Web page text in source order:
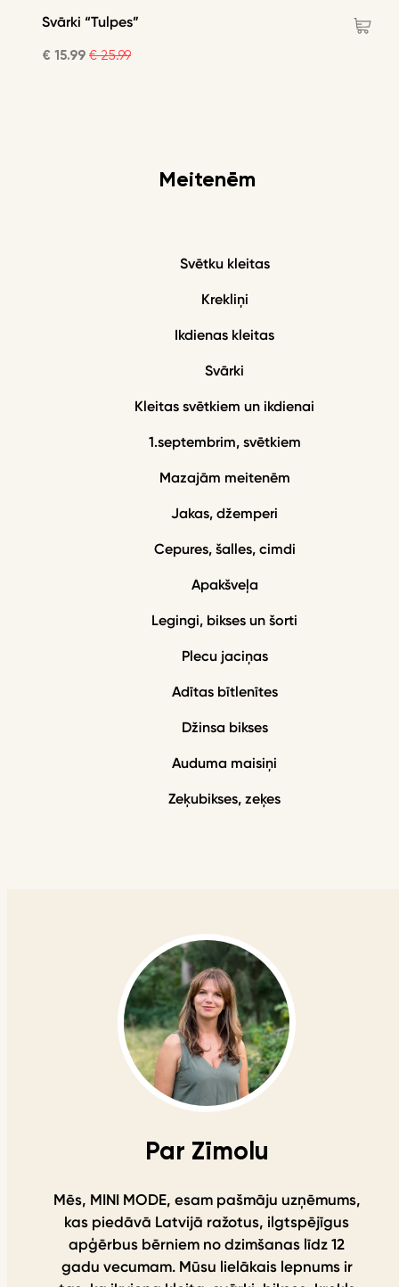
Svārki “Tulpes”
€ 15.99 € 25.99
Meitenēm
Svētku kleitas
Krekliņi
Ikdienas kleitas
Svārki
Kleitas svētkiem un ikdienai
1.septembrim, svētkiem
Mazajām meitenēm
Jakas, džemperi
Cepures, šalles, cimdi
Apakšveļa
Legingi, bikses un šorti
Plecu jaciņas
Adītas bītlenītes
Džinsa bikses
Auduma maisiņi
Zeķubikses, zeķes
Par Zīmolu
Mēs, MINI MODE, esam pašmāju uzņēmums,
kas piedāvā Latvijā ražotus, ilgtspējīgus
apģērbus bērniem no dzimšanas līdz 12
gadu vecumam. Mūsu lielākais lepnums ir